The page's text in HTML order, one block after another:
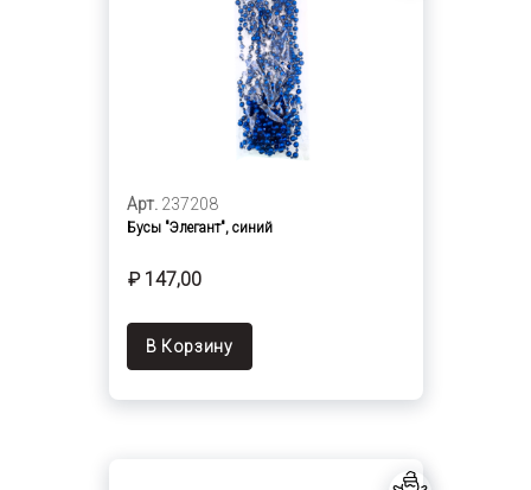
Арт. 237208
Бусы "Элегант", синий
₽ 147,00
В Корзину